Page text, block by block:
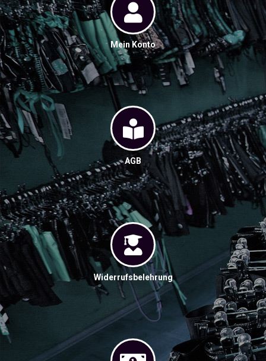
Mein Konto
AGB
Widerrufsbelehrung